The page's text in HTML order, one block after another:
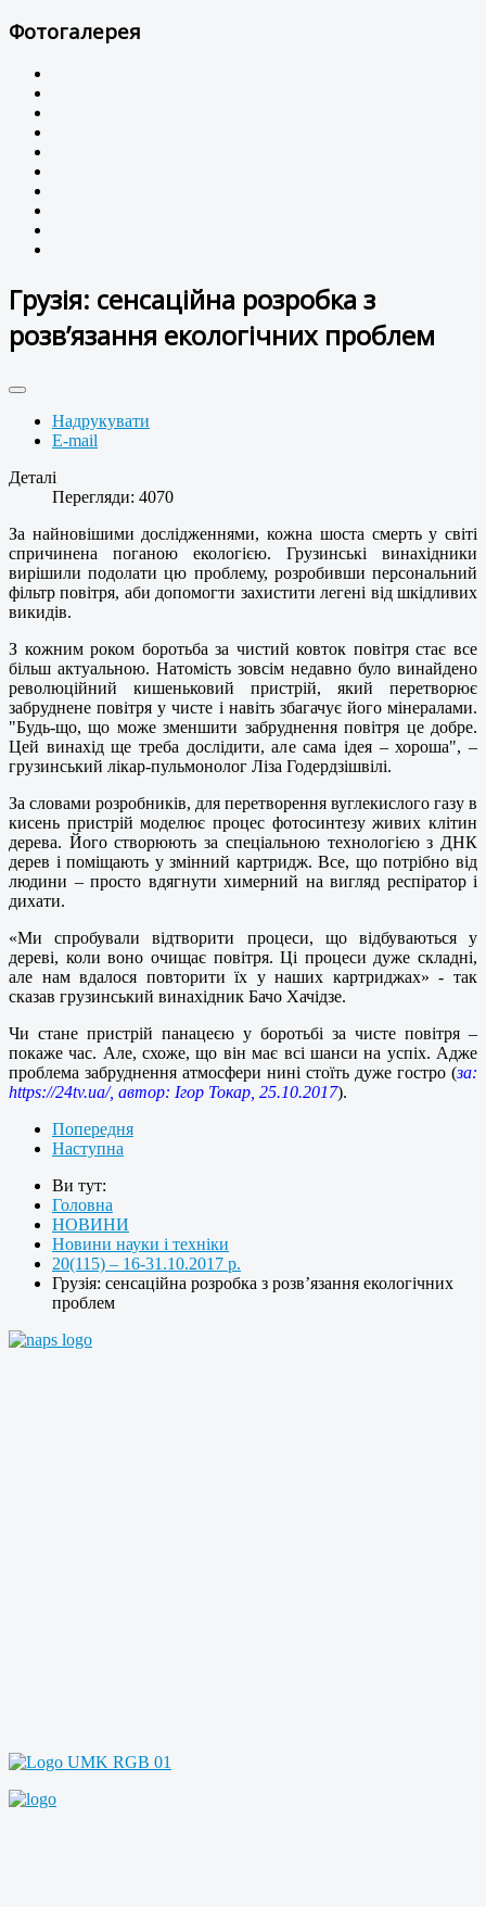
Фотогалерея
Грузія: сенсаційна розробка з
розв’язання екологічних проблем
Надрукувати
E-mail
Деталі
Перегляди: 4070
За найновішими дослідженнями, кожна шоста смерть у світі
спричинена поганою екологією. Грузинські винахідники
вирішили подолати цю проблему, розробивши персональний
фільтр повітря, аби допомогти захистити легені від шкідливих
викидів.
З кожним роком боротьба за чистий ковток повітря стає все
більш актуальною. Натомість зовсім недавно було винайдено
революційний кишеньковий пристрій, який перетворює
забруднене повітря у чисте і навіть збагачує його мінералами.
"Будь-що, що може зменшити забруднення повітря це добре.
Цей винахід ще треба дослідити, але сама ідея – хороша", –
грузинський лікар-пульмонолог Ліза Годердзішвілі.
За словами розробників, для перетворення вуглекислого газу в
кисень пристрій моделює процес фотосинтезу живих клітин
дерева. Його створюють за спеціальною технологією з ДНК
дерев і поміщають у змінний картридж. Все, що потрібно від
людини – просто вдягнути химерний на вигляд респіратор і
дихати.
«Ми спробували відтворити процеси, що відбуваються у
дереві, коли воно очищає повітря. Ці процеси дуже складні,
але нам вдалося повторити їх у наших картриджах» - так
сказав грузинський винахідник Бачо Хачідзе.
Чи стане пристрій панацеєю у боротьбі за чисте повітря –
покаже час. Але, схоже, що він має всі шанси на успіх. Адже
проблема забруднення атмосфери нині стоїть дуже гостро (за:
https://24tv.ua/, автор: Ігор Токар, 25.10.2017).
Попередня
Наступна
Ви тут:
Головна
НОВИНИ
Новини науки і техніки
20(115) – 16-31.10.2017 р.
Грузія: сенсаційна розробка з розв’язання екологічних
проблем